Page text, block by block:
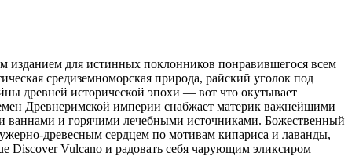
для истинных поклонников понравившегося всем
средиземноморская природа, райский уголок под
древней исторической эпохи — вот что окутывает
Древнеримской империи снабжает материк важнейшими
ваннами и горячими лечебными источниками. Божественный
древесным сердцем по мотивам кипариса и лаванды,
Discover Vulcano и радовать себя чарующим эликсиром